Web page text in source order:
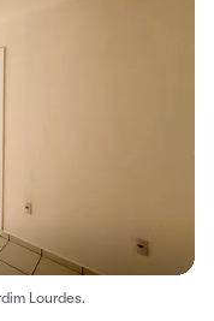
Lourdes.